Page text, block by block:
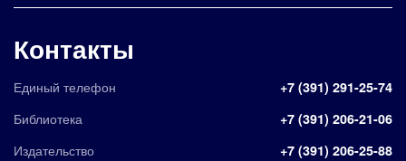
Контакты
Единый телефон +7 (391) 291-25-74
Библиотека +7 (391) 206-21-06
Издательство +7 (391) 206-25-88